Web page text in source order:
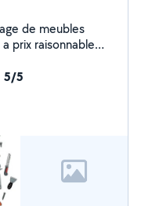
de meubles
prix raisonnable
5/5